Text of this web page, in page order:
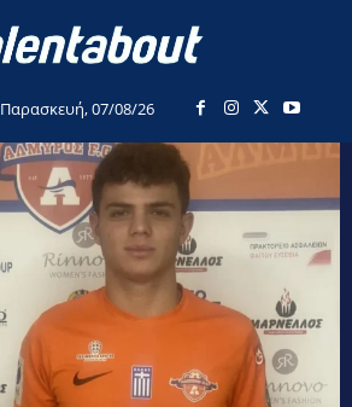
Παρασκευή, 07/08/26